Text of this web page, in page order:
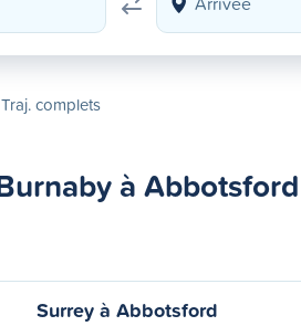
Traj. complets
à Abbotsford
Surrey à Abbotsford